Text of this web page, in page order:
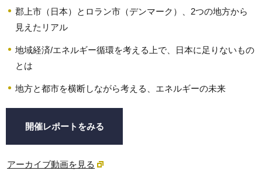
郡上市（日本）とロラン市（デンマーク）、2つの地方から
見えたリアル
地域経済/エネルギー循環を考える上で、日本に足りないもの
とは
地方と都市を横断しながら考える、エネルギーの未来
開催レポートをみる
アーカイブ動画を見る